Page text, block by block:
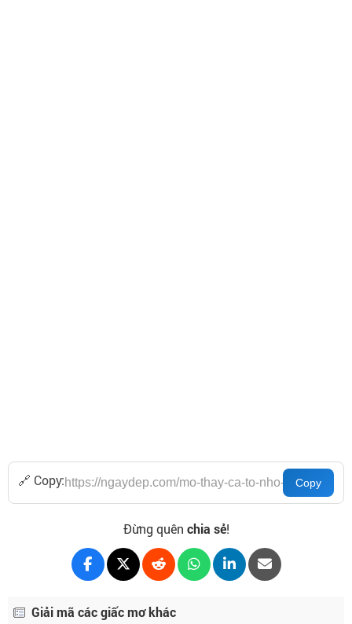
🔗 Copy:
Đừng quên chia sẻ!
Giải mã các giấc mơ khác